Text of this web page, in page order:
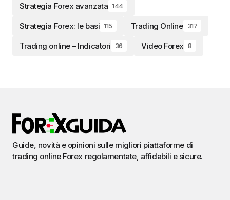
Strategia Forex avanzata 144
Strategia Forex: le basi 115 Trading Online 317
Trading online – Indicatori 36 Video Forex 8
Guide, novità e opinioni sulle migliori piattaforme di
trading online Forex regolamentate, affidabili e sicure.